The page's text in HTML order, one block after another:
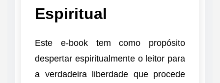
Espiritual
Este e-book tem como propósito
despertar espiritualmente o leitor para
a verdadeira liberdade que procede